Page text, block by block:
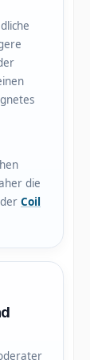
die
Coil